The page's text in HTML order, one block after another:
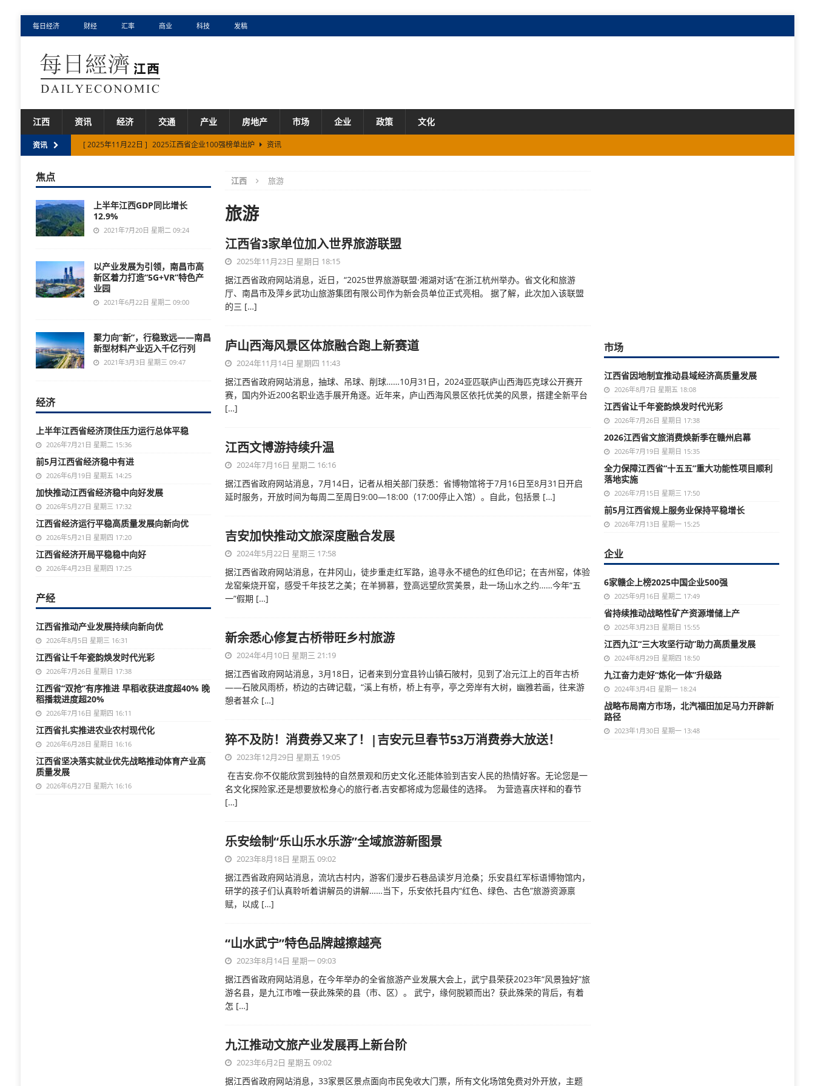
每日经济 财经 汇率 商业 科技 发稿
江西 资讯 经济 交通 产业 房地产 市场 企业 政策 文化
资讯 [ 2025年11月22日 ] 2025江西省企业100强榜单出炉
资讯
[ 2025年4月25日 ] 促消费 惠民生 江西省发放1200万元观影补贴
[ 2025年2月20日 ] 景德镇市元明清制瓷业遗址群入选
[ 2026年3月5日 ] 华为上门服务180公里风雨无阻：一场为团圆奔赴的“信号救援”
江西 旅游
旅游
江西省3家单位加入世界旅游联盟
2025年11月23日 星期日 18:15
据江西省政府网站消息，近日，“2025世界旅游联盟·湘湖对话”在浙江杭州举办。省文化和旅游
厅、南昌市及萍乡武功山旅游集团有限公司作为新会员单位正式亮相。 据了解，此次加入该联盟
的三 […]
庐山西海风景区体旅融合跑上新赛道
2024年11月14日 星期四 11:43
据江西省政府网站消息，抽球、吊球、削球……10月31日，2024亚匹联庐山西海匹克球公开赛开
赛，国内外近200名职业选手展开角逐。近年来，庐山西海风景区依托优美的风景，搭建全新平台
[…]
江西文博游持续升温
2024年7月16日 星期二 16:16
据江西省政府网站消息，7月14日，记者从相关部门获悉：省博物馆将于7月16日至8月31日开启
延时服务，开放时间为每周二至周日9:00—18:00（17:00停止入馆）。自此，包括景 […]
吉安加快推动文旅深度融合发展
2024年5月22日 星期三 17:58
据江西省政府网站消息，在井冈山，徒步重走红军路，追寻永不褪色的红色印记；在吉州窑，体验
龙窑柴烧开窑，感受千年技艺之美；在羊狮慕，登高远望欣赏美景，赴一场山水之约……今年“五
一”假期 […]
新余悉心修复古桥带旺乡村旅游
2024年4月10日 星期三 21:19
据江西省政府网站消息，3月18日，记者来到分宜县钤山镇石陂村，见到了冶元江上的百年古桥
——石陂风雨桥，桥边的古碑记载，“溪上有桥，桥上有亭，亭之旁岸有大树，幽雅若画，往来游
憩者甚众 […]
猝不及防！消费券又来了！|吉安元旦春节53万消费券大放送！
2023年12月29日 星期五 19:05
在吉安,你不仅能欣赏到独特的自然景观和历史文化,还能体验到吉安人民的热情好客。无论您是一
名文化探险家,还是想要放松身心的旅行者,吉安都将成为您最佳的选择。 为营造喜庆祥和的春节
[…]
乐安绘制“乐山乐水乐游”全域旅游新图景
2023年8月18日 星期五 09:02
据江西省政府网站消息，流坑古村内，游客们漫步石巷品读岁月沧桑；乐安县红军标语博物馆内，
研学的孩子们认真聆听着讲解员的讲解……当下，乐安依托县内“红色、绿色、古色”旅游资源禀
赋，以成 […]
“山水武宁”特色品牌越擦越亮
2023年8月14日 星期一 09:03
据江西省政府网站消息，在今年举办的全省旅游产业发展大会上，武宁县荣获2023年“风景独好”旅
游名县，是九江市唯一获此殊荣的县（市、区）。 武宁，缘何脱颖而出？获此殊荣的背后，有着
怎 […]
九江推动文旅产业发展再上新台阶
2023年6月2日 星期五 09:02
据江西省政府网站消息，33家景区景点面向市民免收大门票，所有文化场馆免费对外开放，主题
焦点
上半年江西GDP同比增长
12.9%
2021年7月20日 星期二 09:24
以产业发展为引领，南昌市高
新区着力打造“5G+VR”特色产
业园
2021年6月22日 星期二 09:00
聚力向“新”，行稳致远——南昌
新型材料产业迈入千亿行列
2021年3月3日 星期三 09:47
经济
上半年江西省经济顶住压力运行总体平稳
2026年7月21日 星期二 15:36
前5月江西省经济稳中有进
2026年6月19日 星期五 14:25
加快推动江西省经济稳中向好发展
2026年5月27日 星期三 17:32
江西省经济运行平稳高质量发展向新向优
2026年5月21日 星期四 17:20
江西省经济开局平稳稳中向好
2026年4月23日 星期四 17:25
产经
江西省推动产业发展持续向新向优
2026年8月5日 星期三 16:31
江西省让千年瓷韵焕发时代光彩
2026年7月26日 星期日 17:38
江西省“双抢”有序推进 早稻收获进度超40% 晚
稻播栽进度超20%
2026年7月16日 星期四 16:11
江西省扎实推进农业农村现代化
2026年6月28日 星期日 16:16
江西省坚决落实就业优先战略推动体育产业高
质量发展
2026年6月27日 星期六 16:16
市场
江西省因地制宜推动县域经济高质量发展
2026年8月7日 星期五 18:08
江西省让千年瓷韵焕发时代光彩
2026年7月26日 星期日 17:38
2026江西省文旅消费焕新季在赣州启幕
2026年7月19日 星期日 15:35
全力保障江西省“十五五”重大功能性项目顺利
落地实施
2026年7月15日 星期三 17:50
前5月江西省规上服务业保持平稳增长
2026年7月13日 星期一 15:25
企业
6家赣企上榜2025中国企业500强
2025年9月16日 星期二 17:49
省持续推动战略性矿产资源增储上产
2025年3月23日 星期日 15:55
江西九江“三大攻坚行动”助力高质量发展
2024年8月29日 星期四 18:50
九江奋力走好“炼化一体”升级路
2024年3月4日 星期一 18:24
战略布局南方市场，北汽福田加足马力开辟新
路径
2023年1月30日 星期一 13:48